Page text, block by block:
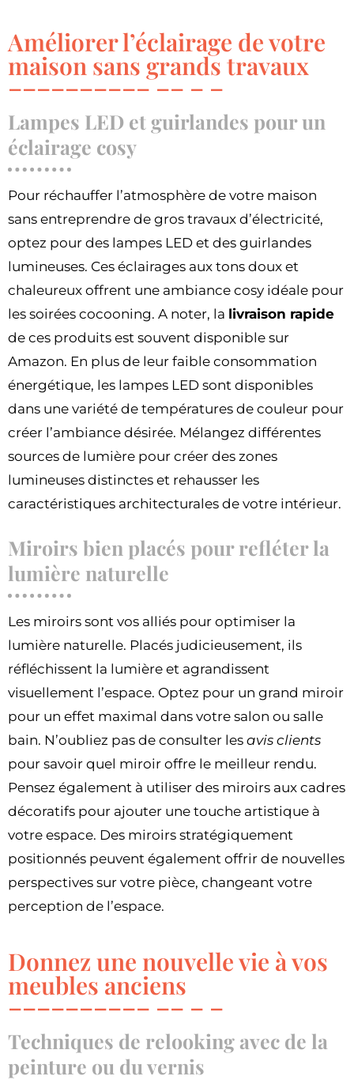
Améliorer l’éclairage de votre
maison sans grands travaux
Lampes LED et guirlandes pour un
éclairage cosy
Pour réchauffer l’atmosphère de votre maison
sans entreprendre de gros travaux d’électricité,
optez pour des lampes LED et des guirlandes
lumineuses. Ces éclairages aux tons doux et
chaleureux offrent une ambiance cosy idéale pour
les soirées cocooning. A noter, la livraison rapide
de ces produits est souvent disponible sur
Amazon. En plus de leur faible consommation
énergétique, les lampes LED sont disponibles
dans une variété de températures de couleur pour
créer l’ambiance désirée. Mélangez différentes
sources de lumière pour créer des zones
lumineuses distinctes et rehausser les
caractéristiques architecturales de votre intérieur.
Miroirs bien placés pour refléter la
lumière naturelle
Les miroirs sont vos alliés pour optimiser la
lumière naturelle. Placés judicieusement, ils
réfléchissent la lumière et agrandissent
visuellement l’espace. Optez pour un grand miroir
pour un effet maximal dans votre salon ou salle
bain. N’oubliez pas de consulter les avis clients
pour savoir quel miroir offre le meilleur rendu.
Pensez également à utiliser des miroirs aux cadres
décoratifs pour ajouter une touche artistique à
votre espace. Des miroirs stratégiquement
positionnés peuvent également offrir de nouvelles
perspectives sur votre pièce, changeant votre
perception de l’espace.
Donnez une nouvelle vie à vos
meubles anciens
Techniques de relooking avec de la
peinture ou du vernis